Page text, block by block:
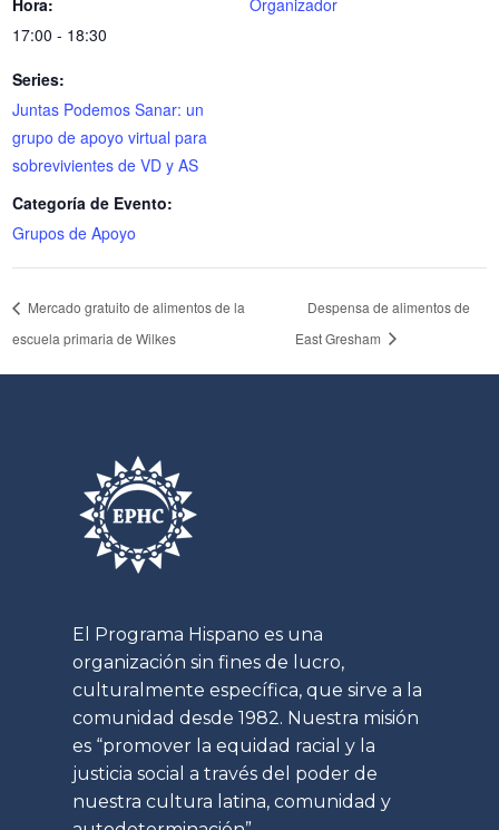
17:00 - 18:30
Series:
Juntas Podemos Sanar: un
grupo de apoyo virtual para
sobrevivientes de VD y AS
Categoría de Evento:
Grupos de Apoyo
Mercado gratuito de alimentos de la
escuela primaria de Wilkes
Despensa de alimentos de
East Gresham
El Programa Hispano es una
organización sin fines de lucro,
culturalmente específica, que sirve a la
comunidad desde 1982. Nuestra misión
es “promover la equidad racial y la
justicia social a través del poder de
nuestra cultura latina, comunidad y